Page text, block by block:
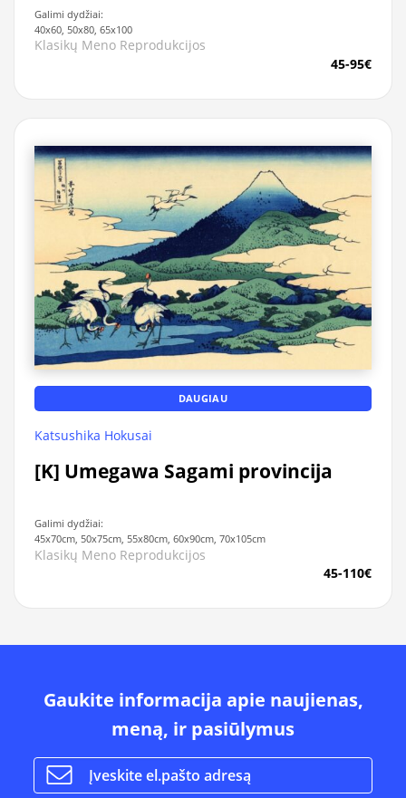
Galimi dydžiai:
40x60, 50x80, 65x100
Klasikų Meno Reprodukcijos
45-95€
DAUGIAU
Katsushika Hokusai
[K] Umegawa Sagami provincija
Galimi dydžiai:
45x70cm, 50x75cm, 55x80cm, 60x90cm, 70x105cm
Klasikų Meno Reprodukcijos
45-110€
Gaukite informacija apie naujienas,
meną, ir pasiūlymus